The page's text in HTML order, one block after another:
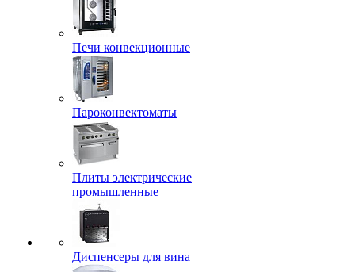
Печи конвекционные
Пароконвектоматы
Плиты электрические
промышленные
Диспенсеры для вина